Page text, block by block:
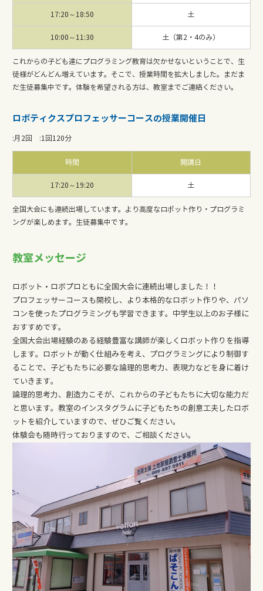
17:20～18:50 土
10:00～11:30 土（第2・4のみ）
これからの子ども達にプログラミング教育は欠かせないということで、生
徒様がどんどん増えています。そこで、授業時間を拡大しました。まだま
だ生徒募集中です。体験を希望される方は、教室までご連絡ください。
ロボティクスプロフェッサーコースの授業開催日
:月2回 :1回120分
時間 開講日
17:20～19:20 土
全国大会にも連続出場しています。より高度なロボット作り・プログラミ
ングが楽しめます。生徒募集中です。
教室メッセージ
ロボット・ロボプロともに全国大会に連続出場しました！！
プロフェッサーコースも開校し、より本格的なロボット作りや、パソ
コンを使ったプログラミングも学習できます。中学生以上のお子様に
おすすめです。
全国大会出場経験のある経験豊富な講師が楽しくロボット作りを指導
します。ロボットが動く仕組みを考え、プログラミングにより制御す
ることで、子どもたちに必要な論理的思考力、表現力などを身に着け
ていきます。
論理的思考力、創造力こそが、これからの子どもたちに大切な能力だ
と思います。教室のインスタグラムに子どもたちの創意工夫したロボ
ットを紹介していますので、ぜひご覧ください。
体験会も随時行っておりますので、ご相談ください。